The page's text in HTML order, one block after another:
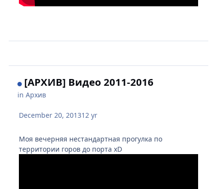
[АРХИВ] Видео 2011-2016
inАрхив
December 20, 201312 yr
Моя вечерняя нестандартная прогулка по
территории горов до порта xD